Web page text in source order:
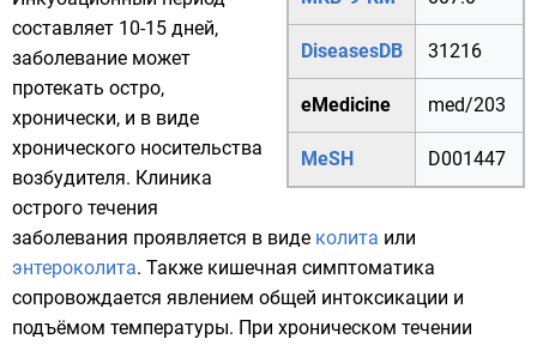
DiseasesDB 31216
eMedicine med/203
MeSH D001447
составляет 10-15 дней,
заболевание может
протекать остро,
хронически, и в виде
хронического носительства
возбудителя. Клиника
острого течения
заболевания проявляется в виде колита или
энтероколита. Также кишечная симптоматика
сопровождается явлением общей интоксикации и
подъёмом температуры. При хроническом течении